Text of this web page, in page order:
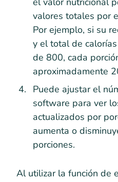
valores totales por
Por ejemplo, si su
y el total de
de 800, cada
aproximadamente
Puede ajustar el
software para ver
actualizados por
aumenta o
porciones.
Al utilizar la función de